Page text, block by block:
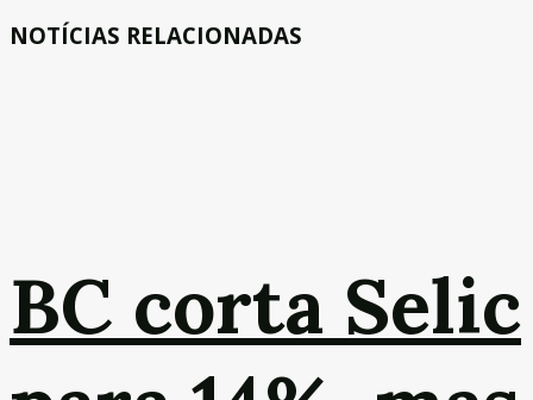
NOTÍCIAS RELACIONADAS
BC corta Selic